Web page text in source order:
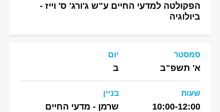
הפקולטה למדעי החיים ע"ש ג'ורג' ס' וייז -
ביולוגיה
סמסטר
א' תשפ"ב
יום
ב
שעות
10:00-12:00
בניין
שרמן - מדעי החיים